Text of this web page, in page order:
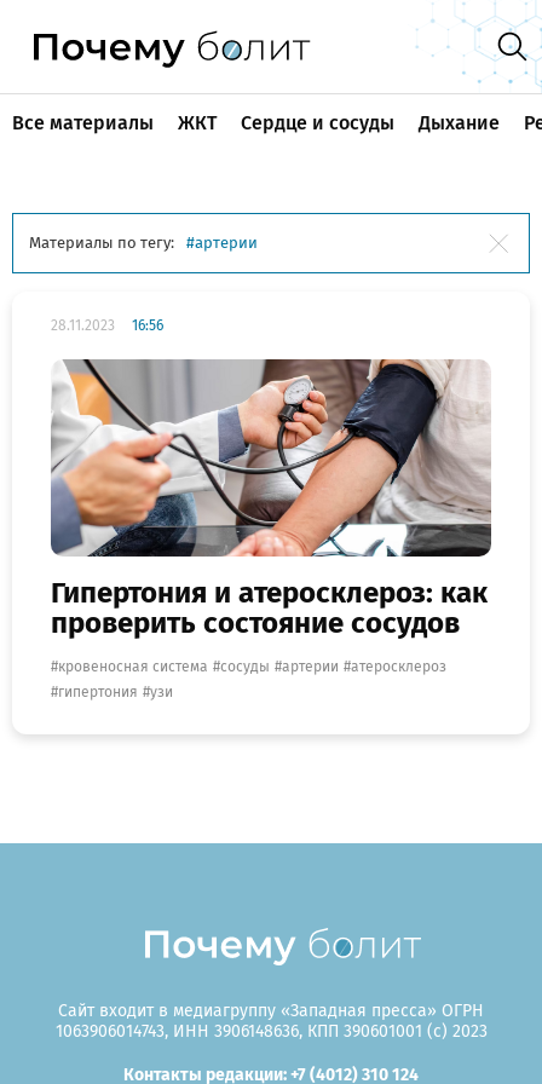
Все материалы ЖКТ Сердце и сосуды Дыхание
Материалы по тегу: артерии
28.11.2023 16:56
Гипертония и атеросклероз: как
проверить состояние сосудов
кровеносная система сосуды артерии
атеросклероз
гипертония
узи
Сайт входит в медиагруппу «Западная пресса» ОГРН
1063906014743, ИНН 3906148636, КПП 390601001 (c) 2023
Контакты редакции: +7 (4012) 310 124